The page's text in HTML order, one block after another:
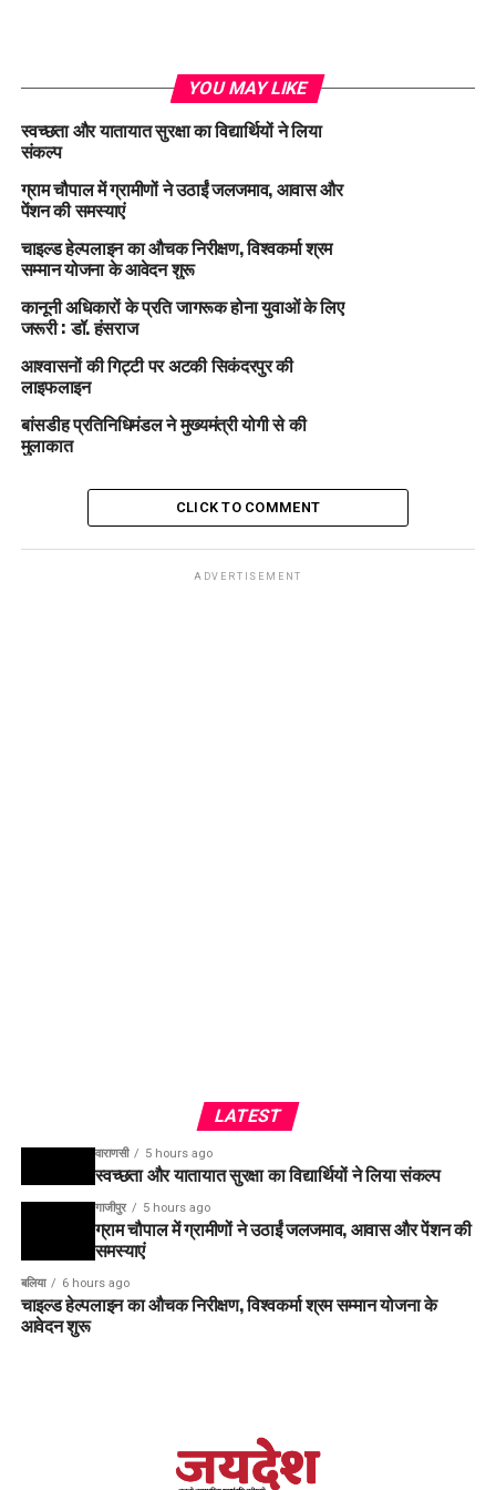
YOU MAY LIKE
स्वच्छता और यातायात सुरक्षा का विद्यार्थियों ने लिया
संकल्प
ग्राम चौपाल में ग्रामीणों ने उठाईं जलजमाव, आवास और
पेंशन की समस्याएं
चाइल्ड हेल्पलाइन का औचक निरीक्षण, विश्वकर्मा श्रम
सम्मान योजना के आवेदन शुरू
कानूनी अधिकारों के प्रति जागरूक होना युवाओं के लिए
जरूरी : डॉ. हंसराज
आश्वासनों की गिट्टी पर अटकी सिकंदरपुर की
लाइफलाइन
बांसडीह प्रतिनिधिमंडल ने मुख्यमंत्री योगी से की
मुलाकात
CLICK TO COMMENT
ADVERTISEMENT
LATEST
वाराणसी 5 hours ago
स्वच्छता और यातायात सुरक्षा का विद्यार्थियों ने लिया संकल्प
गाजीपुर 5 hours ago
ग्राम चौपाल में ग्रामीणों ने उठाईं जलजमाव, आवास और पेंशन की
समस्याएं
बलिया 6 hours ago
चाइल्ड हेल्पलाइन का औचक निरीक्षण, विश्वकर्मा श्रम सम्मान योजना के
आवेदन शुरू